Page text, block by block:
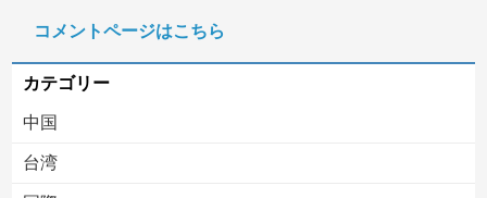
【ヤバい】100件以上の窃盗をしたトルコ国籍の男3人を逮捕 #移民 #外国人
コメントページはこちら
カテゴリー
中国
台湾